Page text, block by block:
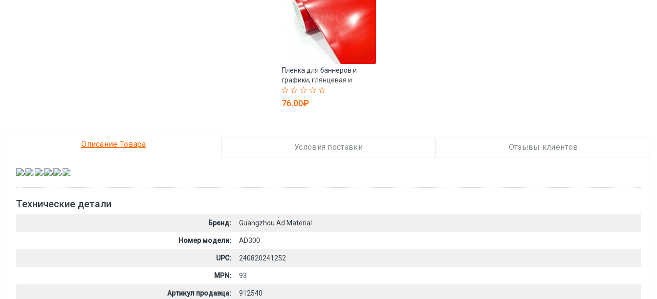
Пленка для баннеров и
графики, глянцевая и
матовая, с двухлетней
гарантией (арт. 1312485)
76.00₽
Описание Товара Условия поставки Отзывы клиентов
, , , , ,
Технические детали
Бренд: Guangzhou Ad Material
Номер модели: AD300
UPC: 240820241252
MPN: 93
Артикул продавца: 912540